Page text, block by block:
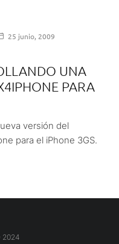
25 junio, 2009
UNA
PARA
versión del
para el iPhone 3GS.
2024